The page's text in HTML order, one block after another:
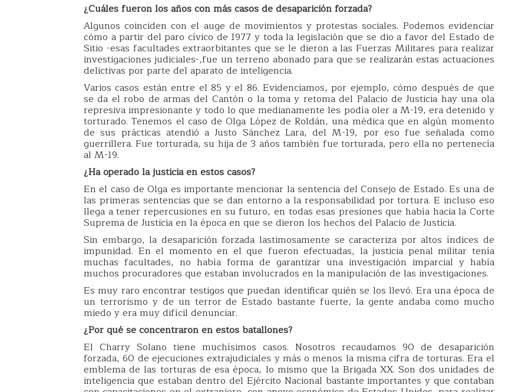
¿Cuáles fueron los años con más casos de desaparición forzada?
Algunos coinciden con el auge de movimientos y protestas sociales. Podemos evidenciar
cómo a partir del paro cívico de 1977 y toda la legislación que se dio a favor del Estado de
Sitio -esas facultades extraorbitantes que se le dieron a las Fuerzas Militares para realizar
investigaciones judiciales-,fue un terreno abonado para que se realizarán estas actuaciones
delictivas por parte del aparato de inteligencia.
Varios casos están entre el 85 y el 86. Evidenciamos, por ejemplo, cómo después de que
se da el robo de armas del Cantón o la toma y retoma del Palacio de Justicia hay una ola
represiva impresionante y todo lo que medianamente les podía oler a M-19, era detenido y
torturado. Tenemos el caso de Olga López de Roldán, una médica que en algún momento
de sus prácticas atendió a Justo Sánchez Lara, del M-19, por eso fue señalada como
guerrillera. Fue torturada, su hija de 3 años también fue torturada, pero ella no pertenecía
al M-19.
¿Ha operado la justicia en estos casos?
En el caso de Olga es importante mencionar la sentencia del Consejo de Estado. Es una de
las primeras sentencias que se dan entorno a la responsabilidad por tortura. E incluso eso
llega a tener repercusiones en su futuro, en todas esas presiones que había hacia la Corte
Suprema de Justicia en la época en que se dieron los hechos del Palacio de Justicia.
Sin embargo, la desaparición forzada lastimosamente se caracteriza por altos índices de
impunidad. En el momento en el que fueron efectuadas, la justicia penal militar tenía
muchas facultades, no había forma de garantizar una investigación imparcial y había
muchos procuradores que estaban involucrados en la manipulación de las investigaciones.
Es muy raro encontrar testigos que puedan identificar quién se los llevó. Era una época de
un terrorismo y de un terror de Estado bastante fuerte, la gente andaba como mucho
miedo y era muy difícil denunciar.
¿Por qué se concentraron en estos batallones?
El Charry Solano tiene muchísimos casos. Nosotros recaudamos 90 de desaparición
forzada, 60 de ejecuciones extrajudiciales y más o menos la misma cifra de torturas. Era el
emblema de las torturas de esa época, lo mismo que la Brigada XX. Son dos unidades de
inteligencia que estaban dentro del Ejército Nacional bastante importantes y que contaban